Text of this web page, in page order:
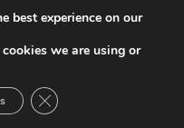
best experience on our
we are using or
Close GDPR Cookie